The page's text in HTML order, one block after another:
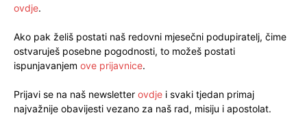
ovdje.
Ako pak želiš postati naš redovni mjesečni podupiratelj, čime
ostvaruješ posebne pogodnosti, to možeš postati
ispunjavanjem ove prijavnice.
Prijavi se na naš newsletter ovdje i svaki tjedan primaj
najvažnije obavijesti vezano za naš rad, misiju i apostolat.